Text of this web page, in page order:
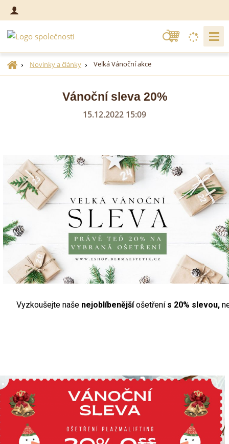
V
l
Ú
v
a
n
a
Novinky a články Velká Vánoční akce
Vánoční sleva 20%
15.12.2022 15:09
Vyzkoušejte naše nejoblíbenějšíošetření s 20% slevou,